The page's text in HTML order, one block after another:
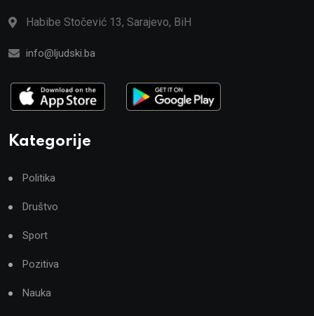
Habibe Stočević 13, Sarajevo, BiH
info@ljudski.ba
Kategorije
Politika
Društvo
Sport
Pozitiva
Nauka